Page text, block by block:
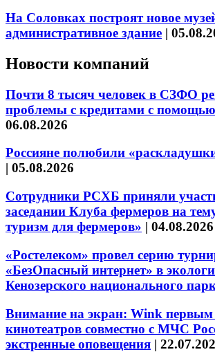
На Соловках построят новое
административное здание |
Новости компаний
Почти 8 тысяч человек в СЗФО
проблемы с кредитами с
06.08.2026
Россияне полюбили
| 05.08.2026
Сотрудники РСХБ приняли
заседании Клуба фермеров на
туризм для фермеров» | 04.08.2026
«Ростелеком» провел серию
«БезОпасный интернет» в
Кенозерского национального
Внимание на экран: Wink первым
кинотеатров совместно с МЧС
экстренные оповещения |